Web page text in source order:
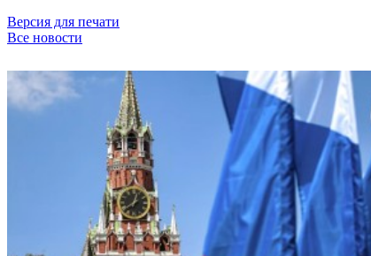
Версия для печати
Все новости